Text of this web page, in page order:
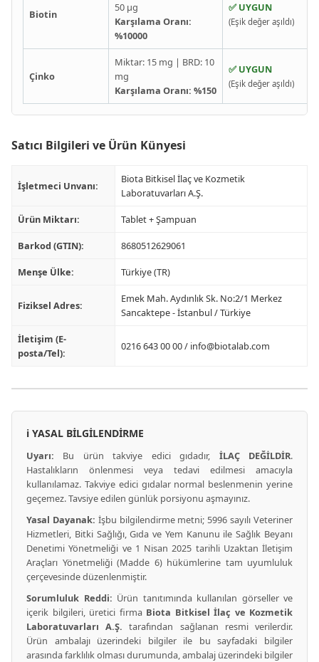
Biotin
50 µg
Karşılama Oranı:
%10000
✅ UYGUN
(Eşik değer aşıldı)
Çinko
Miktar: 15 mg | BRD: 10
mg
Karşılama Oranı: %150
✅ UYGUN
(Eşik değer aşıldı)
Satıcı Bilgileri ve Ürün Künyesi
İşletmeci Unvanı:
Biota Bitkisel İlaç ve Kozmetik
Laboratuvarları A.Ş.
Ürün Miktarı: Tablet + Şampuan
Barkod (GTIN): 8680512629061
Menşe Ülke: Türkiye (TR)
Fiziksel Adres:
Emek Mah. Aydınlık Sk. No:2/1 Merkez
Sancaktepe - İstanbul / Türkiye
İletişim (E-
posta/Tel):
0216 643 00 00 / info@biotalab.com
ℹ️ YASAL BİLGİLENDİRME
Uyarı: Bu ürün takviye edici gıdadır, İLAÇ DEĞİLDİR.
Hastalıkların önlenmesi veya tedavi edilmesi amacıyla
kullanılamaz. Takviye edici gıdalar normal beslenmenin yerine
geçemez. Tavsiye edilen günlük porsiyonu aşmayınız.
Yasal Dayanak: İşbu bilgilendirme metni; 5996 sayılı Veteriner
Hizmetleri, Bitki Sağlığı, Gıda ve Yem Kanunu ile Sağlık Beyanı
Denetimi Yönetmeliği ve 1 Nisan 2025 tarihli Uzaktan İletişim
Araçları Yönetmeliği (Madde 6) hükümlerine tam uyumluluk
çerçevesinde düzenlenmiştir.
Sorumluluk Reddi: Ürün tanıtımında kullanılan görseller ve
içerik bilgileri, üretici firma Biota Bitkisel İlaç ve Kozmetik
Laboratuvarları A.Ş. tarafından sağlanan resmi verilerdir.
Ürün ambalajı üzerindeki bilgiler ile bu sayfadaki bilgiler
arasında farklılık olması durumunda, ambalaj üzerindeki bilgiler